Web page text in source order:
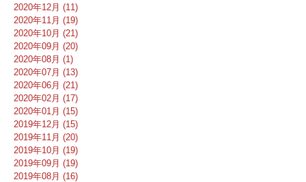
2020年12月 (11)
2020年11月 (19)
2020年10月 (21)
2020年09月 (20)
2020年08月 (1)
2020年07月 (13)
2020年06月 (21)
2020年02月 (17)
2020年01月 (15)
2019年12月 (15)
2019年11月 (20)
2019年10月 (19)
2019年09月 (19)
2019年08月 (16)